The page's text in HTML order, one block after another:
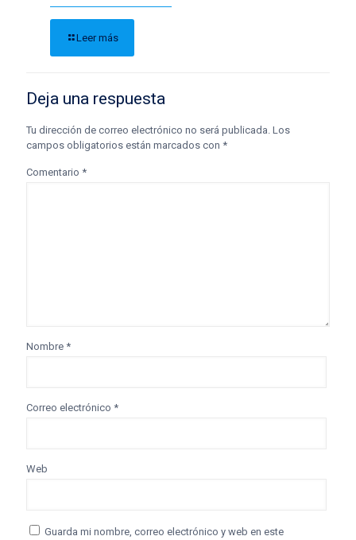
Leer más
Deja una respuesta
Tu dirección de correo electrónico no será publicada. Los
campos obligatorios están marcados con *
Comentario *
Nombre *
Correo electrónico *
Web
Guarda mi nombre, correo electrónico y web en este